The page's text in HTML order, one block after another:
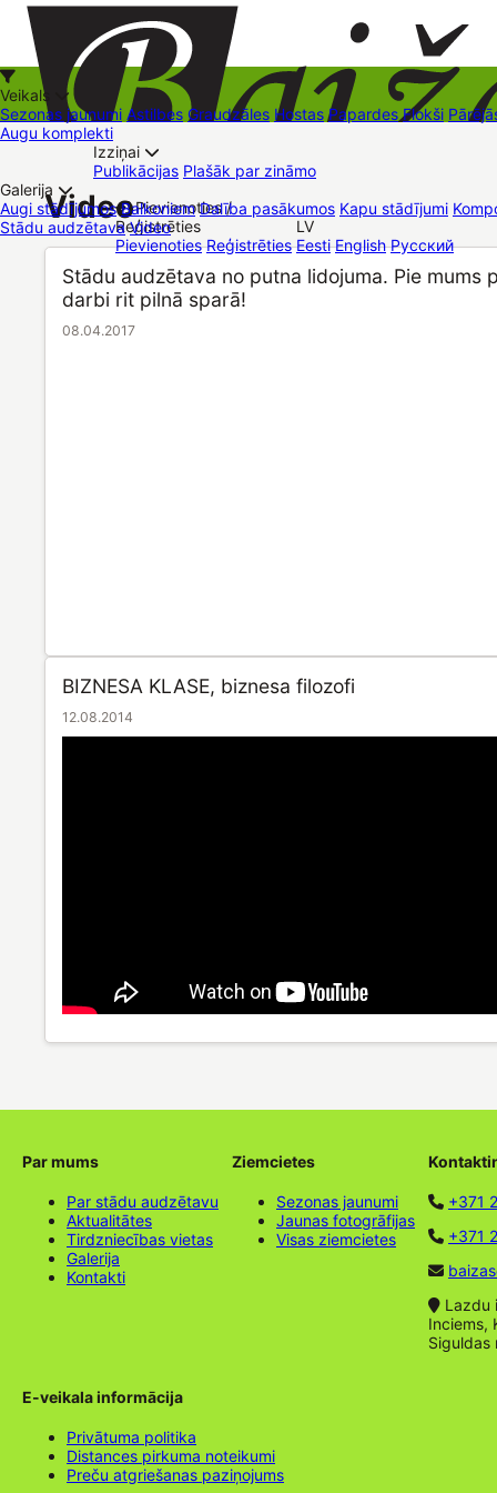
+37126545879
Stādu grozs
Pievienoties /
Reģistrēties
Pievienoties Reģistrēties
LV
Eesti English Русский
Veikals
Sezonas jaunumi Astilbes Graudzāles Hostas Papardes Flokši
Augu komplekti
Izziņai
Publikācijas Plašāk par zināmo
Galerija
Augi stādījumos Balkoniem Dalība pasākumos Kapu stādījumi
Stādu audzētava Video
Tirdzniecības vietas Kontakti Dāvanu kartes Augu komplekti
Video
Stādu audzētava no putna lidojuma. Pie mums
darbi rit pilnā sparā!
08.04.2017
BIZNESA KLASE, biznesa filozofi
12.08.2014
Par mums
Par stādu audzētavu
Aktualitātes
Tirdzniecības vietas
Galerija
Kontakti
Ziemcietes
Sezonas jaunumi
Jaunas fotogrāfijas
Visas ziemcietes
+371
+371
Lazdu
Inciems,
Siguldas
E-veikala informācija
Privātuma politika
Distances pirkuma noteikumi
Preču atgriešanas paziņojums